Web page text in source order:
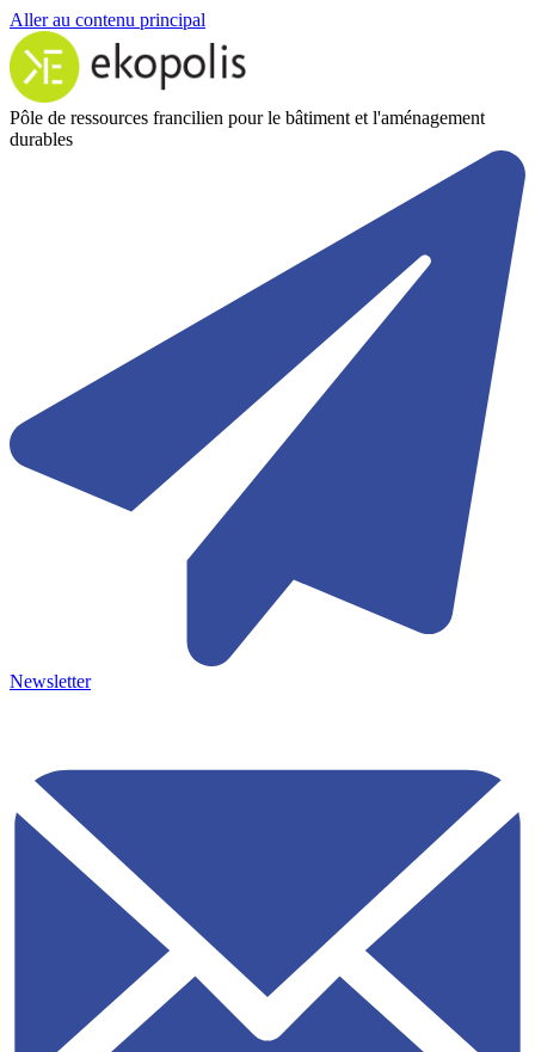
Aller au contenu principal
Pôle de ressources francilien pour le bâtiment et l'aménagement
durables
Newsletter